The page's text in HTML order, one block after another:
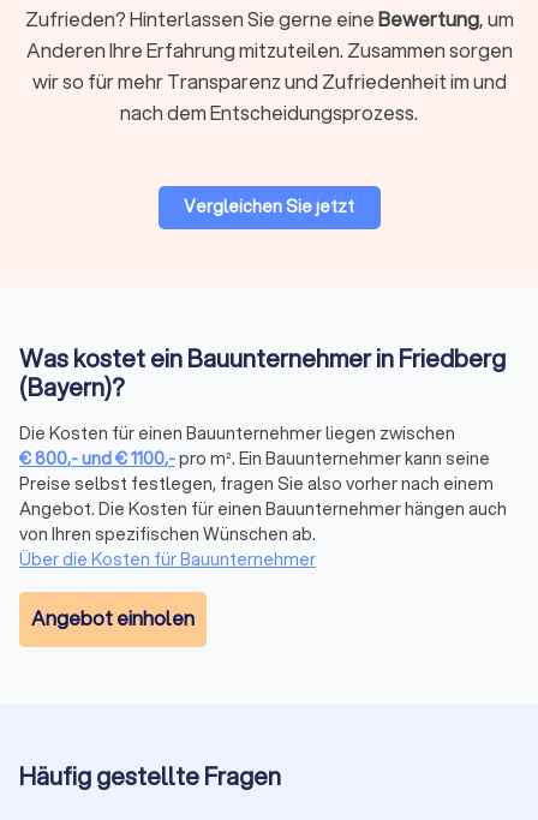
Leistungen direkt.
Bauunternehmen in Friedberg (Bayern) über
Trustlocal finden
unverbindlich Angebote von Bauunternehmen einholen. Unser
Ziel ist es, Ihnen dabei zu helfen, das passende
Bauunternehmen für Ihr Bauprojekt in Friedberg (Bayern) zu
Zufrieden? Hinterlassen Sie gerne eineBewertung, um
Anderen Ihre Erfahrung mitzuteilen. Zusammen sorgen
wir so für mehr Transparenz und Zufriedenheit im und
nach dem Entscheidungsprozess.
Vergleichen Sie jetzt
Was kostet ein Bauunternehmer in Friedberg
(Bayern)?
Die Kosten für einen Bauunternehmer liegen zwischen
€800,-und€1100,-pro m². Ein Bauunternehmer kann seine
Preise selbst festlegen, fragen Sie also vorher nach einem
Angebot. Die Kosten für einen Bauunternehmer hängen auch
von Ihren spezifischen Wünschen ab.
Über die Kosten für Bauunternehmer
Angebot einholen
Häufig gestellte Fragen